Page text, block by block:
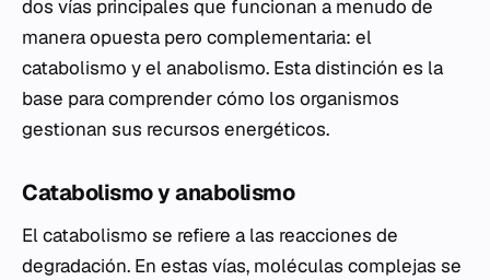
dos vías principales que funcionan a menudo de
manera opuesta pero complementaria: el
catabolismo y el anabolismo. Esta distinción es la
base para comprender cómo los organismos
gestionan sus recursos energéticos.
Catabolismo y anabolismo
El catabolismo se refiere a las reacciones de
degradación. En estas vías, moléculas complejas se